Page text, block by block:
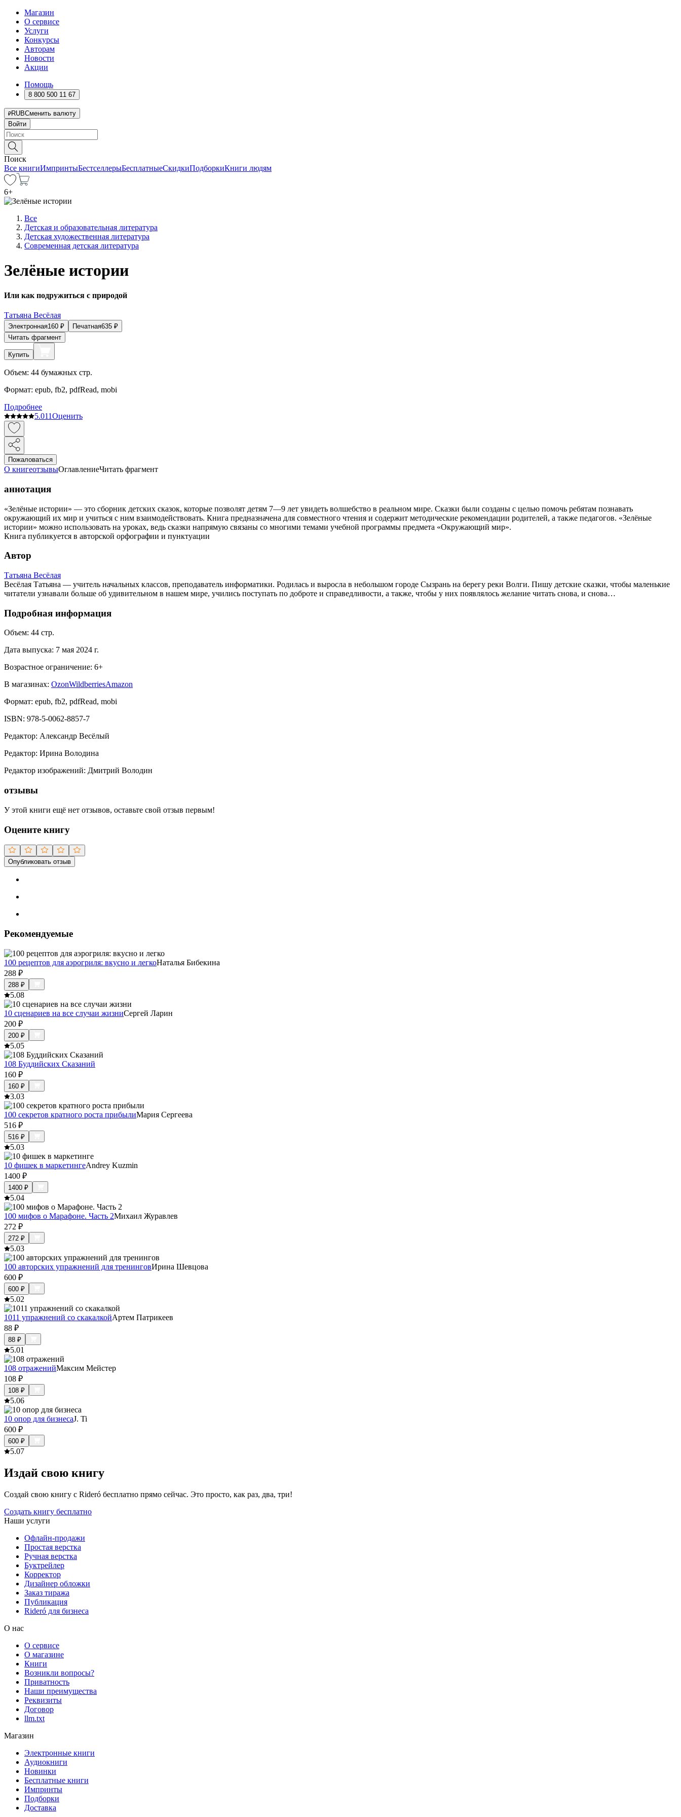
Магазин
О сервисе
Услуги
Конкурсы
Авторам
Новости
Акции
Помощь
8 800 500 11 67
RUBСменить валюту
Войти
Поиск
Все книгиИмпринтыБестселлерыБесплатныеСкидкиПодборкиКниги людям
6+
Все
Детская и образовательная литература
Детская художественная литература
Современная детская литература
Зелёные истории
Или как подружиться с природой
Татьяна Весëлая
Электронная160 ₽ Печатная635 ₽
Читать фрагмент
Купить
Объем: 44 бумажных стр.
Формат: epub, fb2, pdfRead, mobi
Подробнее
5.011Оценить
Пожаловаться
О книгеотзывыОглавлениеЧитать фрагмент
аннотация
«Зелёные истории» — это сборник детских сказок, которые позволят детям 7—9 лет увидеть волшебство в реальном мире. Сказки были созданы с целью помочь ребятам познавать
окружающий их мир и учиться с ним взаимодействовать. Книга предназначена для совместного чтения и содержит методические рекомендации родителей, а также педагогов. «Зелёные
истории» можно использовать на уроках, ведь сказки напрямую связаны со многими темами учебной программы предмета «Окружающий мир».
Книга публикуется в авторской орфографии и пунктуации
Автор
Татьяна Весëлая
Весёлая Татьяна — учитель начальных классов, преподаватель информатики. Родилась и выросла в небольшом городе Сызрань на берегу реки Волги. Пишу детские сказки, чтобы маленькие
читатели узнавали больше об удивительном в нашем мире, учились поступать по доброте и справедливости, а также, чтобы у них появлялось желание читать снова, и снова…
Подробная информация
Объем: 44 стр.
Дата выпуска: 7 мая 2024 г.
Возрастное ограничение: 6+
В магазинах: OzonWildberriesAmazon
Формат: epub, fb2, pdfRead, mobi
ISBN: 978-5-0062-8857-7
Редактор: Александр Весёлый
Редактор: Ирина Володина
Редактор изображений: Дмитрий Володин
отзывы
У этой книги ещё нет отзывов, оставьте свой отзыв первым!
Оцените книгу
Опубликовать отзыв
Рекомендуемые
100 рецептов для аэрогриля: вкусно и легкоНаталья Бибекина
288 ₽
288 ₽
5.08
10 сценариев на все случаи жизниСергей Ларин
200 ₽
200 ₽
5.05
108 Буддийских Сказаний
160 ₽
160 ₽
3.03
100 секретов кратного роста прибылиМария Сергеева
516 ₽
516 ₽
5.03
10 фишек в маркетингеAndrey Kuzmin
1400 ₽
1400 ₽
5.04
100 мифов о Марафоне. Часть 2Михаил Журавлев
272 ₽
272 ₽
5.03
100 авторских упражнений для тренинговИрина Шевцова
600 ₽
600 ₽
5.02
1011 упражнений со скакалкойАртем Патрикеев
88 ₽
88 ₽
5.01
108 отраженийМаксим Мейстер
108 ₽
108 ₽
5.06
10 опор для бизнесаJ. Ti
600 ₽
600 ₽
5.07
Издай свою книгу
Создай свою книгу с Rideró бесплатно прямо сейчас. Это просто, как раз, два, три!
Создать книгу бесплатно
Наши услуги
Офлайн-продажи
Простая верстка
Ручная верстка
Буктрейлер
Корректор
Дизайнер обложки
Заказ тиража
Публикация
Rideró для бизнеса
О нас
О сервисе
О магазине
Книги
Возникли вопросы?
Приватность
Наши преимущества
Реквизиты
Договор
llm.txt
Магазин
Электронные книги
Аудиокниги
Новинки
Бесплатные книги
Импринты
Подборки
Доставка